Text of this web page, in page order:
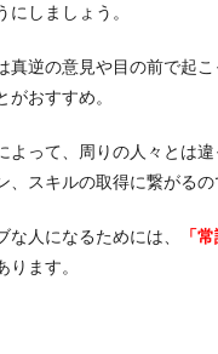
にしましょう。
真逆の意見や目の前で起
がおすすめ。
よって、周りの人々とは
、スキルの取得に繋がるの
な人になるためには、
「
ります。